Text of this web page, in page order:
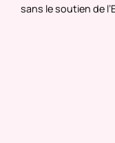
sans le soutien de